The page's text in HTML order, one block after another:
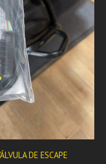
DE ESCAPE